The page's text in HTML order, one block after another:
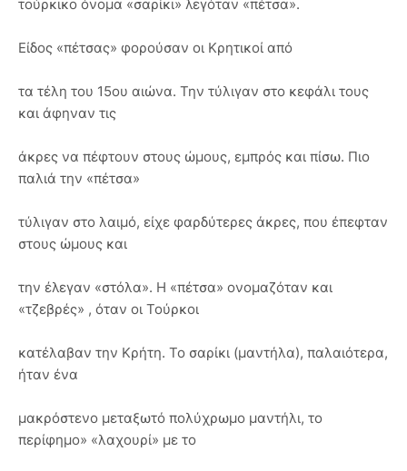
τούρκικο όνομα «σαρίκι» λεγόταν «πέτσα».
Είδος «πέτσας» φορούσαν οι Κρητικοί από
τα τέλη του 15ου αιώνα. Την τύλιγαν στο κεφάλι τους
και άφηναν τις
άκρες να πέφτουν στους ώμους, εμπρός και πίσω. Πιο
παλιά την «πέτσα»
τύλιγαν στο λαιμό, είχε φαρδύτερες άκρες, που έπεφταν
στους ώμους και
την έλεγαν «στόλα». Η «πέτσα» ονομαζόταν και
«τζεβρές» , όταν οι Τούρκοι
κατέλαβαν την Κρήτη. Το σαρίκι (μαντήλα), παλαιότερα,
ήταν ένα
μακρόστενο μεταξωτό πολύχρωμο μαντήλι, το
περίφημο» «λαχουρί» με το